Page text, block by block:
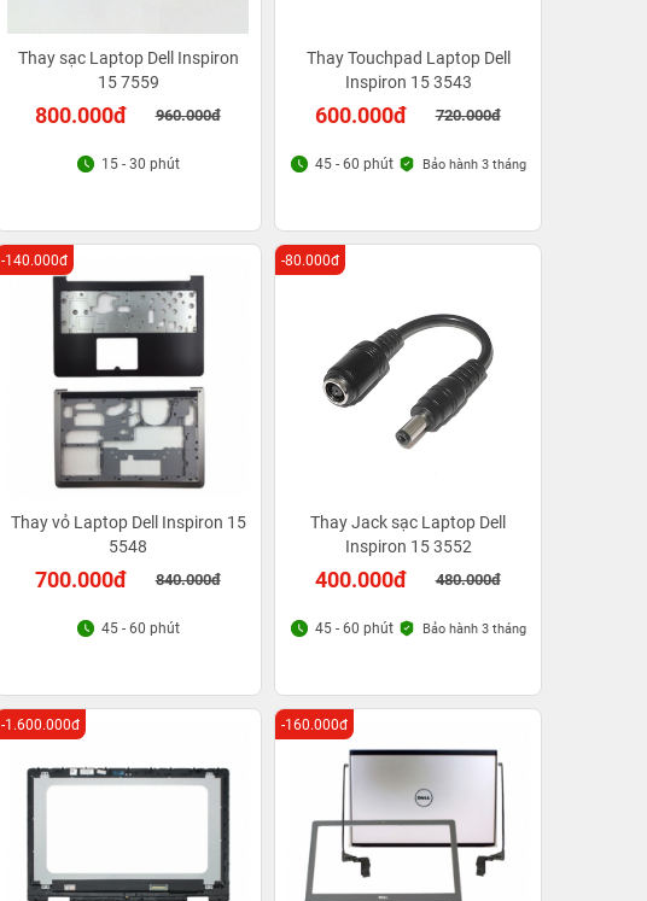
Thay sạc Laptop Dell Inspiron
15 7559
800.000đ 960.000đ
15 - 30 phút
Thay Touchpad Laptop Dell
Inspiron 15 3543
600.000đ 720.000đ
45 - 60 phút Bảo hành 3 tháng
Thay vỏ Laptop Dell Inspiron 15
5548
700.000đ 840.000đ
-140.000đ
45 - 60 phút
Thay Jack sạc Laptop Dell
Inspiron 15 3552
400.000đ 480.000đ
-80.000đ
45 - 60 phút Bảo hành 3 tháng
-1.600.000đ -160.000đ